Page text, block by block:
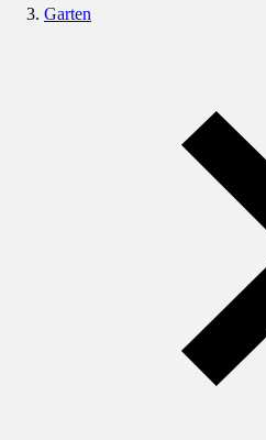
Garten